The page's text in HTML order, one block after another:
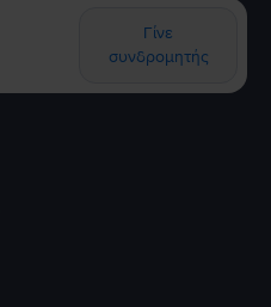
Γίνε
συνδρομητής